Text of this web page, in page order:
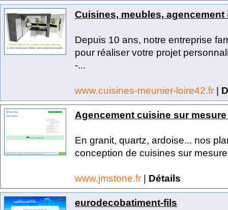
Cuisines, meubles, agencement
Depuis 10 ans, notre entreprise
pour réaliser votre projet
-...
www.cuisines-meunier-loire42.fr |
Agencement cuisine sur mesure
En granit, quartz, ardoise... nos
conception de cuisines sur
www.jmstone.fr | Détails
eurodecobatiment-fils